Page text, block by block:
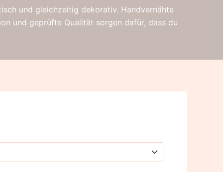
und gleichzeitig dekorativ. Handvernähte
und geprüfte Qualität sorgen dafür, dass du